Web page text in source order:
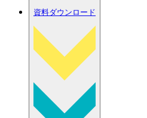
資料ダウンロード